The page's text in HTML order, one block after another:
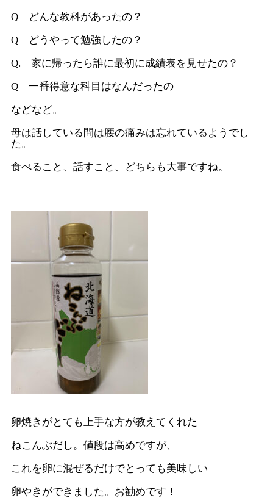
Q どんな教科があったの？
Q どうやって勉強したの？
Q. 家に帰ったら誰に最初に成績表を見せたの？
Q 一番得意な科目はなんだったの
などなど。
母は話している間は腰の痛みは忘れているようでし
た。
食べること、話すこと、どちらも大事ですね。
卵焼きがとても上手な方が教えてくれた
ねこんぶだし。値段は高めですが、
これを卵に混ぜるだけでとっても美味しい
卵やきができました。お勧めです！